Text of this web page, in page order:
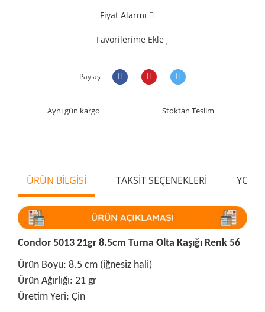
Fiyat Alarmı
Favorilerime Ekle
Paylaş
Aynı gün kargo Stoktan Teslim
ÜRÜN BİLGİSİ TAKSİT SEÇENEKLERİ
Condor 5013 21gr 8.5cm Turna Olta Kaşığı Renk 56
Ürün Boyu: 8.5 cm (iğnesiz hali)
Ürün Ağırlığı: 21 gr
Üretim Yeri: Çin